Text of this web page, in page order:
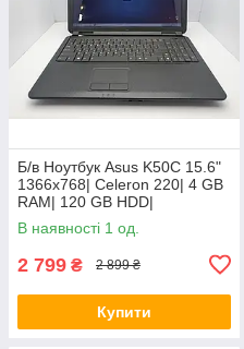
Б/в Ноутбук Asus K50C 15.6"
1366x768| Celeron 220| 4 GB
RAM| 120 GB HDD|
В наявності 1 од.
2 799 ₴ 2 899 ₴
Купити